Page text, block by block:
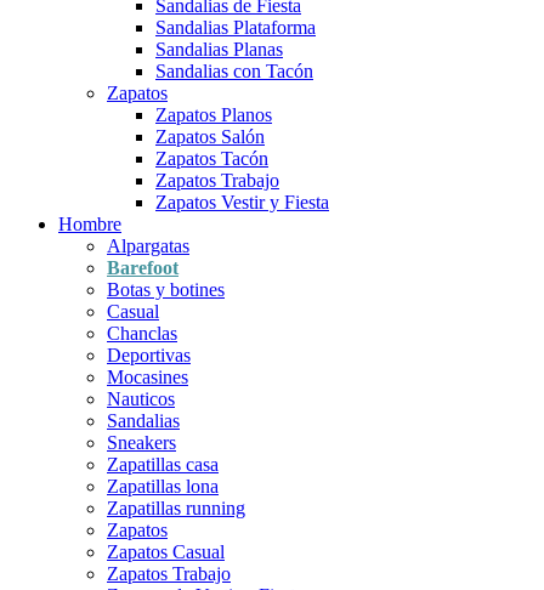
Sandalias de Fiesta
Sandalias Plataforma
Sandalias Planas
Sandalias con Tacón
Zapatos
Zapatos Planos
Zapatos Salón
Zapatos Tacón
Zapatos Trabajo
Zapatos Vestir y Fiesta
Hombre
Alpargatas
Barefoot
Botas y botines
Casual
Chanclas
Deportivas
Mocasines
Nauticos
Sandalias
Sneakers
Zapatillas casa
Zapatillas lona
Zapatillas running
Zapatos
Zapatos Casual
Zapatos Trabajo